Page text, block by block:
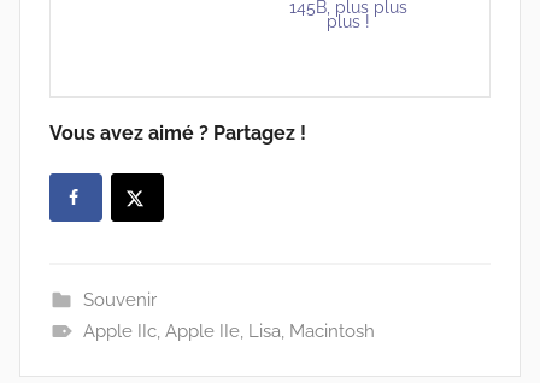
145B, plus plus
plus !
Vous avez aimé ? Partagez !
Souvenir
Apple IIc, Apple IIe, Lisa, Macintosh